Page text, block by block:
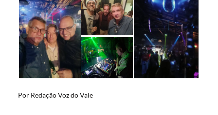
Por Redação Voz do Vale